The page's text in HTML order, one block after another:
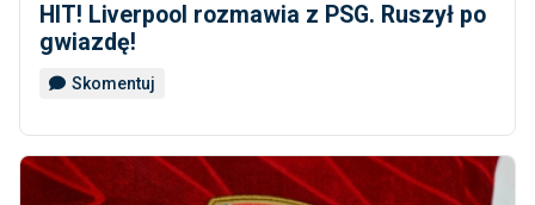
HIT! Liverpool rozmawia z PSG. Ruszył po
gwiazdę!
Skomentuj